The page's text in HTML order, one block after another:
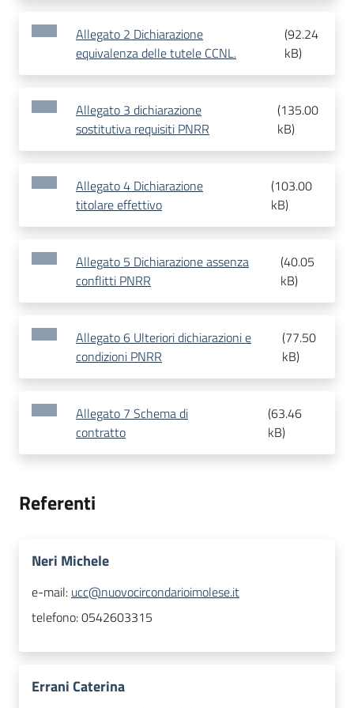
Allegato 2 Dichiarazione
equivalenza delle tutele CCNL.
(92.24
kB)
Allegato 3 dichiarazione
sostitutiva requisiti PNRR
(135.00
kB)
Allegato 4 Dichiarazione
titolare effettivo
(103.00
kB)
Allegato 5 Dichiarazione assenza
conflitti PNRR
(40.05
kB)
Allegato 6 Ulteriori dichiarazioni e
condizioni PNRR
(77.50
kB)
Allegato 7 Schema di
contratto
(63.46
kB)
Referenti
Neri Michele
e-mail: ucc@nuovocircondarioimolese.it
telefono:0542603315
Errani Caterina